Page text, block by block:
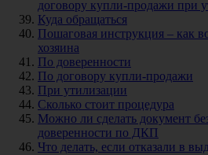
договору купли-продажи при
Куда обращаться
Пошаговая инструкция – как
хозяина
По доверенности
По договору купли-продажи
При утилизации
Сколько стоит процедура
Можно ли сделать документ
доверенности по ДКП
Что делать, если отказали в